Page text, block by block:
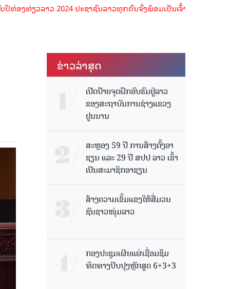
ຽວລາວ 2024 ປະຊາຊົນລາວທຸກຄົນຈົ່ງພ້ອມເປັນເຈົ້າພາບທີ່ດີ ຕ້ອນຮັບນັ
ຂ່າວ​ລ່າ​ສຸດ
ເປີດປ້າຍຈຸດຝຶກອົບຮົມຢູ່ລາວ
ຂອງສະຖາບັນການຊ່າງແຂວງ
ຢູນນານ
ສະຫຼອງ 59 ປີ ການສ້າງຕັ້ງອາ
ຊຽນ ແລະ 29 ປີ ສປປ ລາວ ເຂົ້າ
ເປັນສະມາຊິກອາຊຽນ
ສ້າງຄວາມເຂັ້ມແຂງໃຫ້ສື່ມວນ
ຊົນຊາວໜຸ່ມລາວ
ກອງປະຊຸມເຜີຍແຜ່ເຊື່ອມຊຶມ
ທິດທາງປັບປຸງຫຼັກສູດ 6+3+3